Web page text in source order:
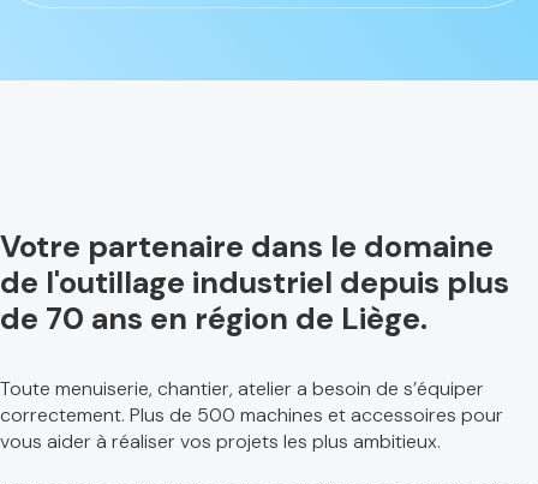
Votre partenaire dans le domaine
de l'outillage industriel depuis plus
de 70 ans en région de Liège.
Toute menuiserie, chantier, atelier a besoin de s’équiper
correctement. Plus de 500 machines et accessoires pour
vous aider à réaliser vos projets les plus ambitieux.